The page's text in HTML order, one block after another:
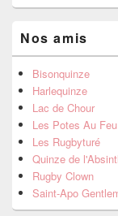
Nos amis
Bisonquinze
Harlequinze
Lac de Chour
Les Potes Au Feu
Les Rugbyturé
Quinze de
Rugby Clown
Saint-Apo